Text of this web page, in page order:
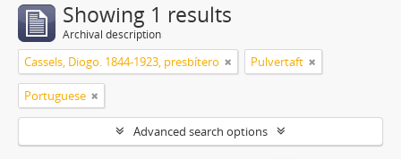
Showing 1 results
Archival description
Cassels, Diogo. 1844-1923, presbítero Pulvertaft
Portuguese
Advanced search options